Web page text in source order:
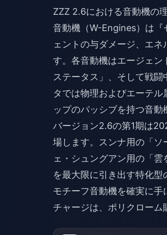
ZZZ 2.6における音動機の
音動機（W-Engines）は『
ェントの与ダメージ、エ
す。各音動機はエージェ
ステータス」、そして戦
タでは物理およびエーテ
ップのパッシブを持つ音動
バージョン2.6の第1期は
場します。スンナ用の「ソ
ェ・シュングアン用の「
を最大限に引き出す特化型
モチーフ音動機を確実に
チャージは、ポリクローム